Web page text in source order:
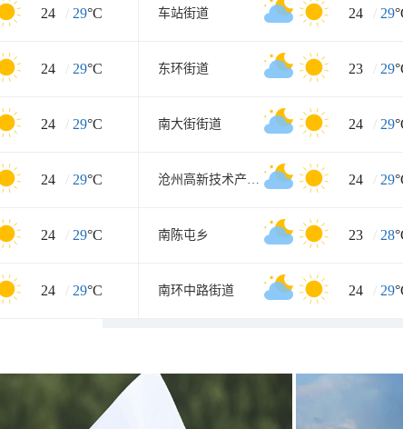
24 / 29°C 车站街道 24 / 29
24 / 29°C 东环街道 23 / 29
24 / 29°C 南大街街道 24 / 29
24 / 29°C 沧州高新技术产业开发区 24 / 29
24 / 29°C 南陈屯乡 23 / 28
24 / 29°C 南环中路街道 24 / 29